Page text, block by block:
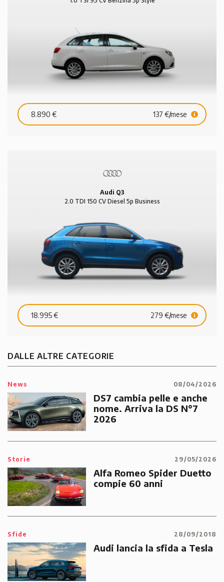
8.890 € 137 €/mese
Audi Q3
2.0 TDI 150 CV Diesel 5p Business
18.995 € 279 €/mese
DALLE ALTRE CATEGORIE
News 08/04/2026
DS7 cambia pelle e anche
nome. Arriva la DS N°7
2026
Storie 29/05/2026
Alfa Romeo Spider Duetto
compie 60 anni
Sfide 28/09/2018
Audi lancia la sfida a Tesla